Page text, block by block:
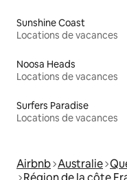
Sunshine Coast
Locations de vacances
Noosa Heads
Locations de vacances
Surfers Paradise
Locations de vacances
Airbnb Australie